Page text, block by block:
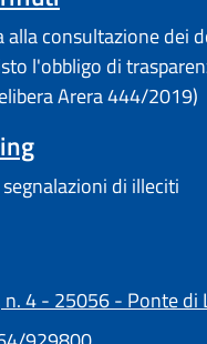
alla consultazione dei
l'obbligo di
Arera 444/2019)
di illeciti
n. 4 - 25056 - Ponte di